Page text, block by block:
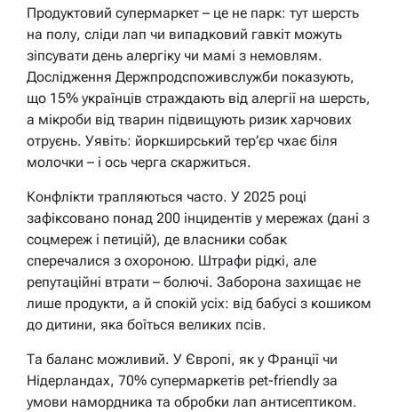
Продуктовий супермаркет – це не парк: тут шерсть
на полу, сліди лап чи випадковий гавкіт можуть
зіпсувати день алергіку чи мамі з немовлям.
Дослідження Держпродспоживслужби показують,
що 15% українців страждають від алергії на шерсть,
а мікроби від тварин підвищують ризик харчових
отруєнь. Уявіть: йоркширський тер’єр чхає біля
молочки – і ось черга скаржиться.
Конфлікти трапляються часто. У 2025 році
зафіксовано понад 200 інцидентів у мережах (дані з
соцмереж і петицій), де власники собак
сперечалися з охороною. Штрафи рідкі, але
репутаційні втрати – болючі. Заборона захищає не
лише продукти, а й спокій усіх: від бабусі з кошиком
до дитини, яка боїться великих псів.
Та баланс можливий. У Європі, як у Франції чи
Нідерландах, 70% супермаркетів pet-friendly за
умови намордника та обробки лап антисептиком.